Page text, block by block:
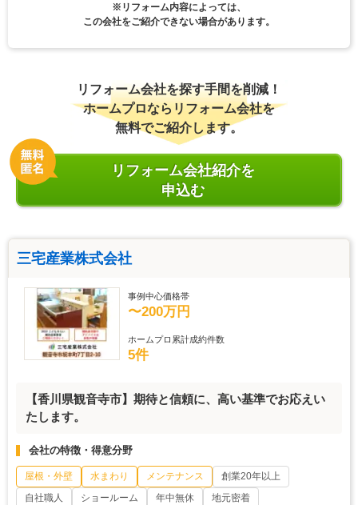
※リフォーム内容によっては、
この会社をご紹介できない場合があります。
リフォーム会社を探す手間を削減！
ホームプロならリフォーム会社を
無料でご紹介します。
リフォーム会社紹介を
申込む
三宅産業株式会社
事例中心価格帯
〜200万円
ホームプロ累計成約件数
5件
【香川県観音寺市】期待と信頼に、高い基準でお応えい
たします。
会社の特徴・得意分野
屋根・外壁 水まわり メンテナンス
創業20年以上
自社職人
ショールーム 年中無休 地元密着